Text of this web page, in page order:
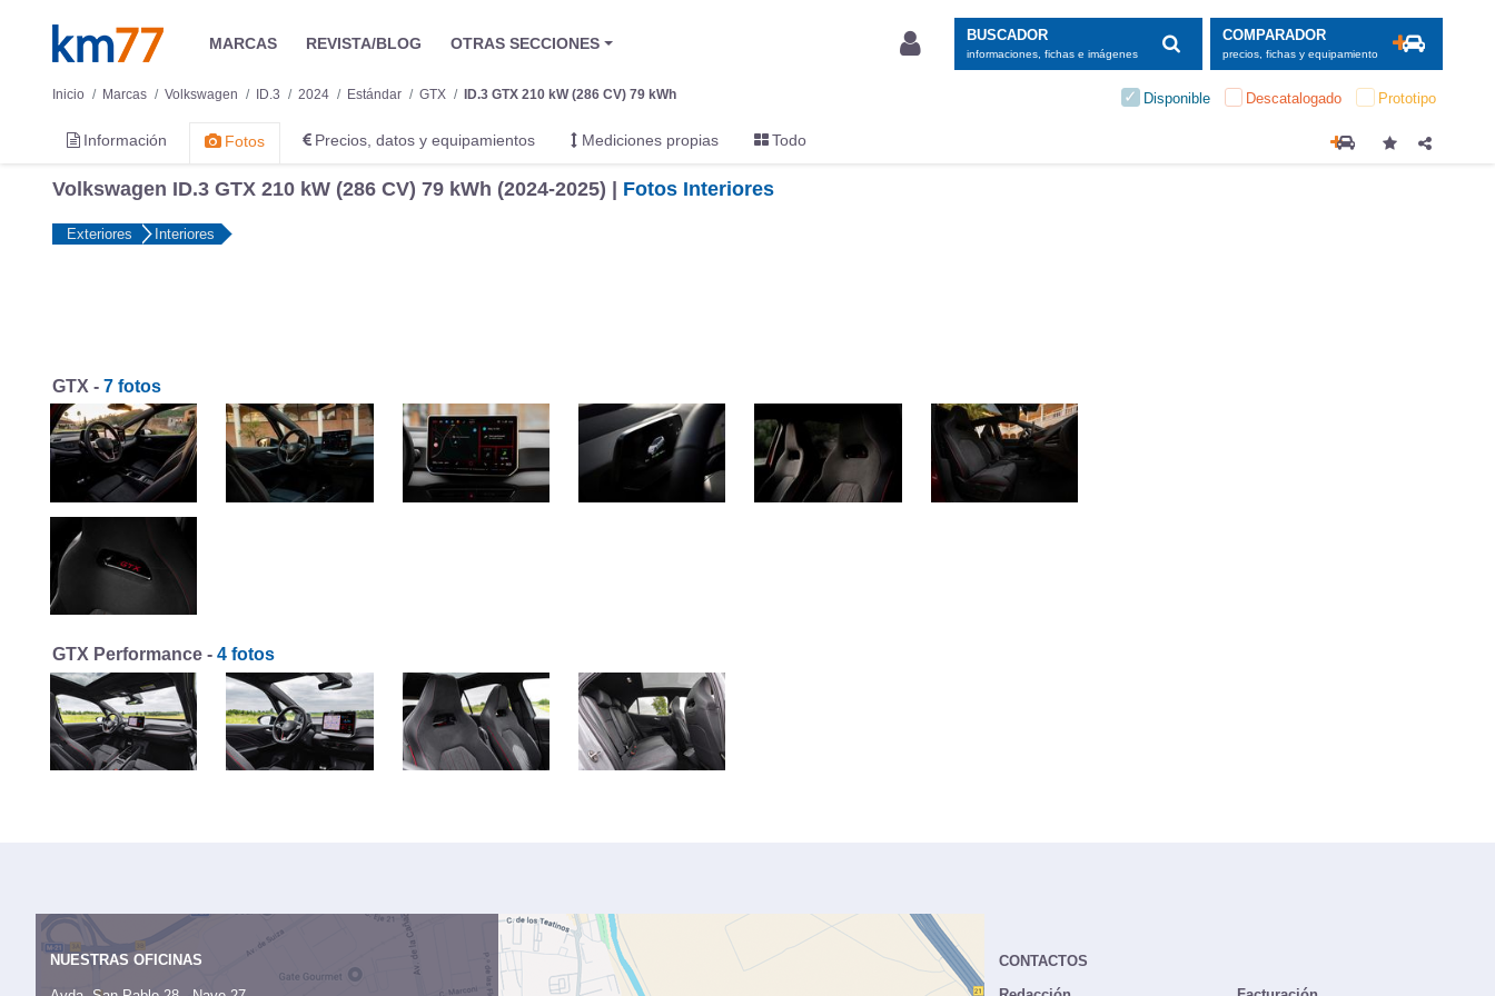
MARCAS REVISTA/BLOG OTRAS SECCIONES BUSCADOR
informaciones, fichas e imágenes
COMPARADOR
precios, fichas y equipamiento
Inicio Marcas Volkswagen ID.3 2024 Estándar GTX ID.3 GTX 210 kW (286 CV) 79 kWh Disponible Descatalogado Prototipo
Información Fotos Precios, datos y equipamientos Mediciones propias Todo
Volkswagen ID.3 GTX 210 kW (286 CV) 79 kWh (2024-2025) | Fotos Interiores
Exteriores Interiores
GTX - 7 fotos
GTX Performance - 4 fotos
NUESTRAS OFICINAS
CONTACTOS